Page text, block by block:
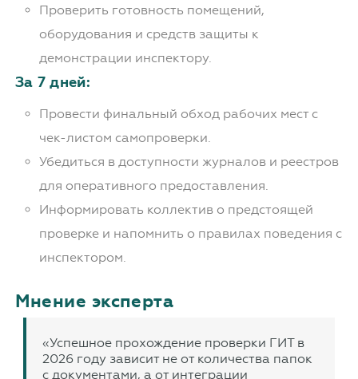
Проверить готовность помещений,
оборудования и средств защиты к
демонстрации инспектору.
За 7 дней:
Провести финальный обход рабочих мест с
чек-листом самопроверки.
Убедиться в доступности журналов и реестров
для оперативного предоставления.
Информировать коллектив о предстоящей
проверке и напомнить о правилах поведения с
инспектором.
Мнение эксперта
«Успешное прохождение проверки ГИТ в
2026 году зависит не от количества папок
с документами, а от интеграции